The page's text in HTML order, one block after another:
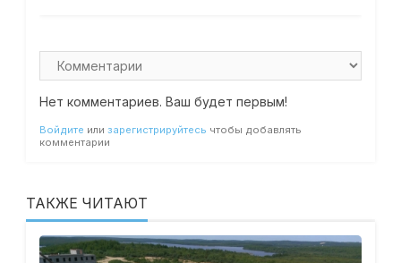
Нет комментариев. Ваш будет первым!
Войдите или зарегистрируйтесь чтобы добавлять
комментарии
ТАКЖЕ ЧИТАЮТ